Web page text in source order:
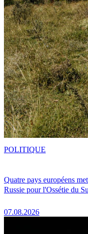
Quatre pays européens
Russie pour l'Ossétie du
07.08.2026
POLITIQUE